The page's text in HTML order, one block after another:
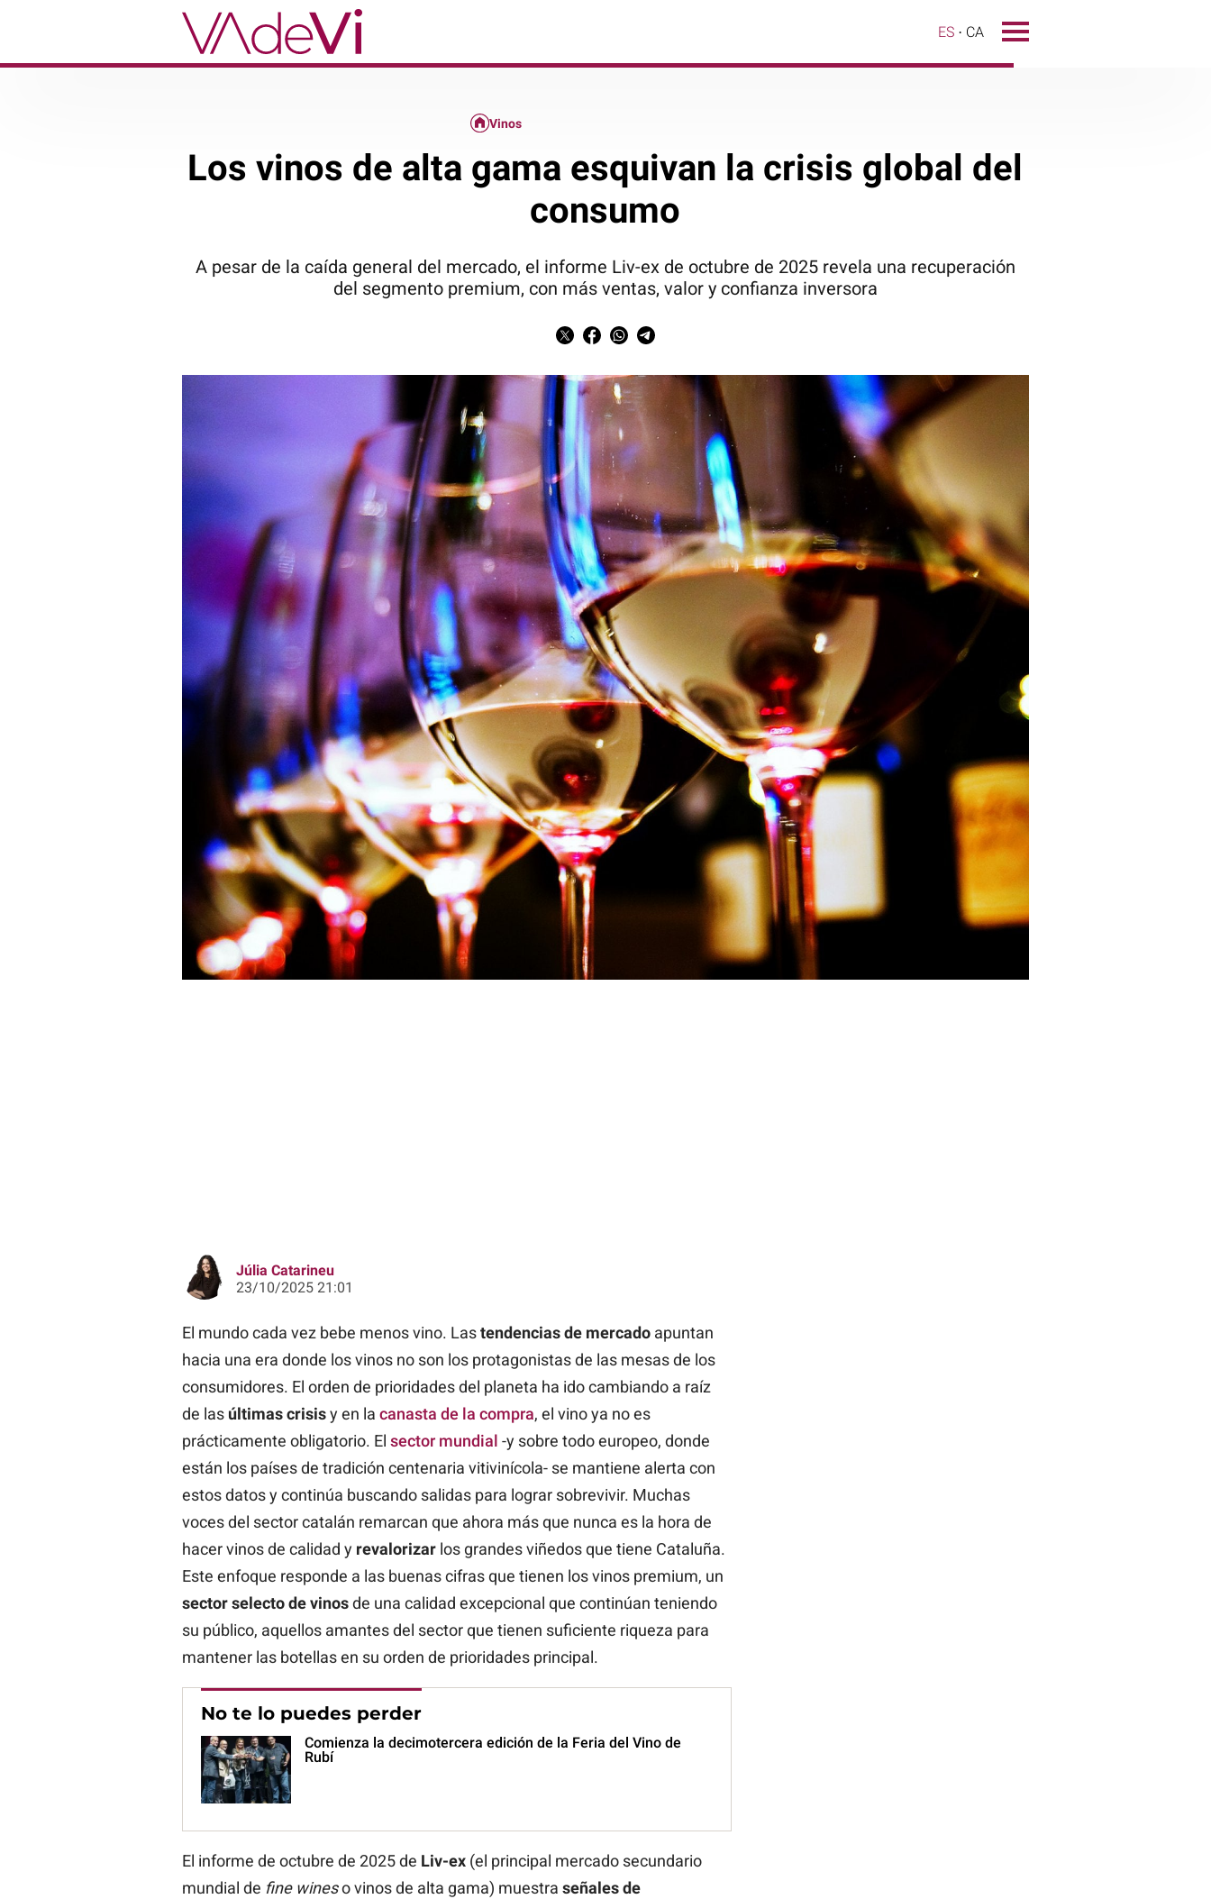
ES CA
Copas de vino listas para una cata
Vinos
Los vinos de alta gama esquivan la crisis global del
consumo
A pesar de la caída general del mercado, el informe Liv-ex de octubre de 2025 revela una recuperación
del segmento premium, con más ventas, valor y confianza inversora
Júlia Catarineu
23/10/2025 21:01
El mundo cada vez bebe menos vino. Lastendencias de mercadoapuntan
hacia una era donde los vinos no son los protagonistas de las mesas de los
consumidores. El orden de prioridades del planeta ha ido cambiando a raíz
de las últimas crisisy en la canasta de la compra, el vino ya no es
prácticamente obligatorio. El sector mundial -y sobre todo europeo, donde
están los países de tradición centenaria vitivinícola- se mantiene alerta con
estos datos y continúa buscando salidas para lograr sobrevivir. Muchas
voces del sector catalán remarcan que ahora más que nunca es la hora de
hacer vinos de calidad y revalorizarlos grandes viñedos que tiene Cataluña.
Este enfoque responde a las buenas cifras que tienen los vinos premium, un
sector selecto de vinosde una calidad excepcional que continúan teniendo
su público, aquellos amantes del sector que tienen suficiente riqueza para
mantener las botellas en su orden de prioridades principal.
No te lo puedes perder
Comienza la decimotercera edición de la Feria del Vino de
Rubí
El informe de octubre de 2025 de Liv-ex(el principal mercado secundario
mundial de fine wineso vinos de alta gama) muestra señales de